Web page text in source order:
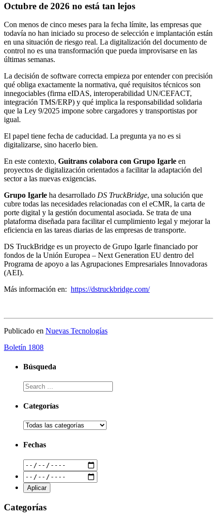
Octubre de 2026 no está tan lejos
Con menos de cinco meses para la fecha límite, las empresas que
todavía no han iniciado su proceso de selección e implantación están
en una situación de riesgo real. La digitalización del documento de
control no es una transformación que pueda improvisarse en las
últimas semanas.
La decisión de software correcta empieza por entender con precisión
qué obliga exactamente la normativa, qué requisitos técnicos son
innegociables (firma eIDAS, interoperabilidad UN/CEFACT,
integración TMS/ERP) y qué implica la responsabilidad solidaria
que la Ley 9/2025 impone sobre cargadores y transportistas por
igual.
El papel tiene fecha de caducidad. La pregunta ya no es si
digitalizarse, sino hacerlo bien.
En este contexto, Guitrans colabora con Grupo Igarle en
proyectos de digitalización orientados a facilitar la adaptación del
sector a las nuevas exigencias.
Grupo Igarle ha desarrollado DS TruckBridge, una solución que
cubre todas las necesidades relacionadas con el eCMR, la carta de
porte digital y la gestión documental asociada. Se trata de una
plataforma diseñada para facilitar el cumplimiento legal y mejorar la
eficiencia en las tareas diarias de las empresas de transporte.
DS TruckBridge es un proyecto de Grupo Igarle financiado por
fondos de la Unión Europea – Next Generation EU dentro del
Programa de apoyo a las Agrupaciones Empresariales Innovadoras
(AEI).
Más información en: https://dstruckbridge.com/
Publicado en Nuevas Tecnologías
Boletín 1808
Búsqueda
Categorías
Fechas
Categorías